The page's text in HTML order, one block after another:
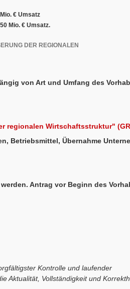
€ Umsatz
Mio. € Umsatz.
DER REGIONALEN
von Art und Umfang des
regionalen Wirtschaftsstruktur"
Betriebsmittel, Übernahme
Antrag vor Beginn des
Kontrolle und laufender
Aktualität, Vollständigkeit und